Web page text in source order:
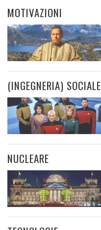
MOTIVAZIONI
(INGEGNERIA) SOCIALE
NUCLEARE